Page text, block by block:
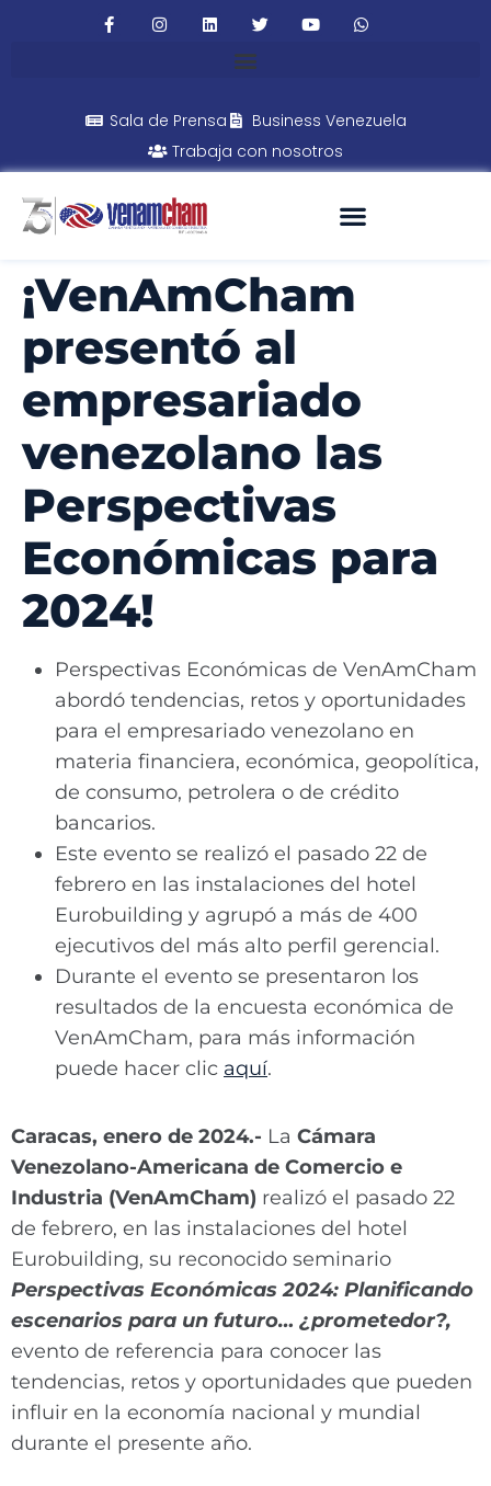
Sala de Prensa
Business Venezuela
Trabaja con nosotros
¡VenAmCham
presentó al
empresariado
venezolano las
Perspectivas
Económicas para
2024!
Perspectivas Económicas de VenAmCham
abordó tendencias, retos y oportunidades
para el empresariado venezolano en
materia financiera, económica, geopolítica,
de consumo, petrolera o de crédito
bancarios.
Este evento se realizó el pasado 22 de
febrero en las instalaciones del hotel
Eurobuilding y agrupó a más de 400
ejecutivos del más alto perfil gerencial.
Durante el evento se presentaron los
resultados de la encuesta económica de
VenAmCham, para más información
puede hacer clic aquí.
Caracas, enero de 2024.- La Cámara
Venezolano-Americana de Comercio e
Industria (VenAmCham) realizó el pasado 22
de febrero, en las instalaciones del hotel
Eurobuilding, su reconocido seminario
Perspectivas Económicas 2024: Planificando
escenarios para un futuro… ¿prometedor?,
evento de referencia para conocer las
tendencias, retos y oportunidades que pueden
influir en la economía nacional y mundial
durante el presente año.